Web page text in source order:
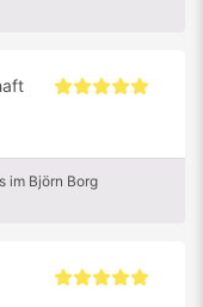
im Björn Borg